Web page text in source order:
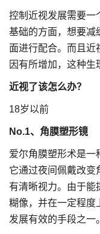
控制近视发展需要一
基础的方面，想要减
面进行配合。而且近
因有所增加，这种生
近视了该怎么办？
18岁以前
No.1、角膜塑形镜
爱尔角膜塑形术是一
它通过夜间佩戴改变
有清晰视力。由于能
糊像，并在一定程度
发展有效的手段之一。